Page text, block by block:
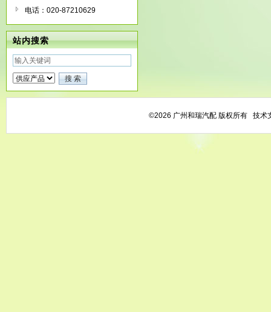
电话：020-87210629
站内搜索
©2026 广州和瑞汽配 版权所有 技术